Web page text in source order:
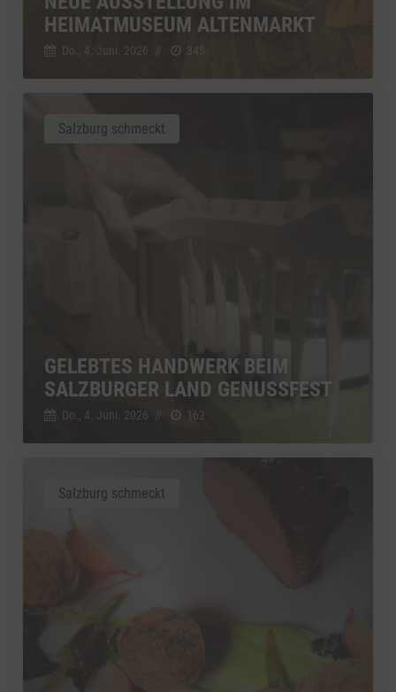
HEIMATMUSEUM ALTENMARKT
Do., 4. Juni. 2026 // 345
GELEBTES HANDWERK BEIM
SALZBURGER LAND GENUSSFEST
Do., 4. Juni. 2026 // 162
Salzburg schmeckt
Salzburg schmeckt